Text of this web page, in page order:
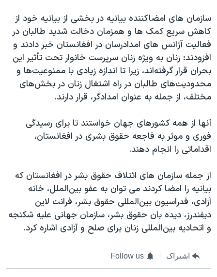
سازمان های امضاکننده بیانیه در بخشی از بیانیه خود از
کاهش سریع کمک ها و همزمان دخالت شدید طالبان در
فعالیت آژانس های امدادرسان در افغانستان خبر دادند و
افزودند: زنان به ویژه زنان سرپرست خانوار تحت تأثیر این
بحران قرار گرفته‌اند، زیرا تا اندازه زیادی با ممنوعیت‌ها و
محدودیت‌های طالبان در راه اشتغال زنان در بخش‌های
مختلف، از جمله به عنوان امدادگر، قرار دارند.
آنها از همه کشورهای جهان خواستند تا برای رسیدگی
فوری و موثر به فاجعه حقوق بشری در افغانستان،
اقداماتی را انجام دهند.
از جمله سازمان های ائتلاف حقوق بشر در افغانستان که
بیانیه را امضا کردند می توان به عفو بین‌الملل، خانه
آزادی، فدراسیون بین‌المللی حقوق بشر، فرانت لاین
دیفندرز، دیده بان حقوق بشر، سازمان جهانی علیه شکنجه
و اتحادیه بین‌المللی زنان برای صلح و آزادی اشاره کرد.
اشتراک Follow us